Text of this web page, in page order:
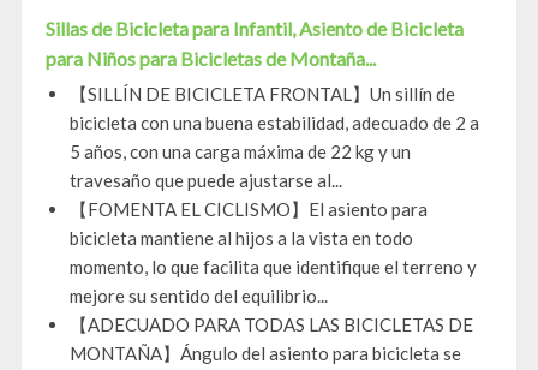
Sillas de Bicicleta para Infantil, Asiento de Bicicleta
para Niños para Bicicletas de Montaña...
【SILLÍN DE BICICLETA FRONTAL】Un sillín de
bicicleta con una buena estabilidad, adecuado de 2 a
5 años, con una carga máxima de 22 kg y un
travesaño que puede ajustarse al...
【FOMENTA EL CICLISMO】El asiento para
bicicleta mantiene al hijos a la vista en todo
momento, lo que facilita que identifique el terreno y
mejore su sentido del equilibrio...
【ADECUADO PARA TODAS LAS BICICLETAS DE
MONTAÑA】Ángulo del asiento para bicicleta se